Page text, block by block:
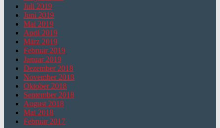
Juli 2019
Juni 2019
Mai 2019
April 2019
März 2019
Februar 2019
Januar 2019
Dezember 2018
November 2018
Oktober 2018
September 2018
August 2018
Mai 2018
Februar 2017